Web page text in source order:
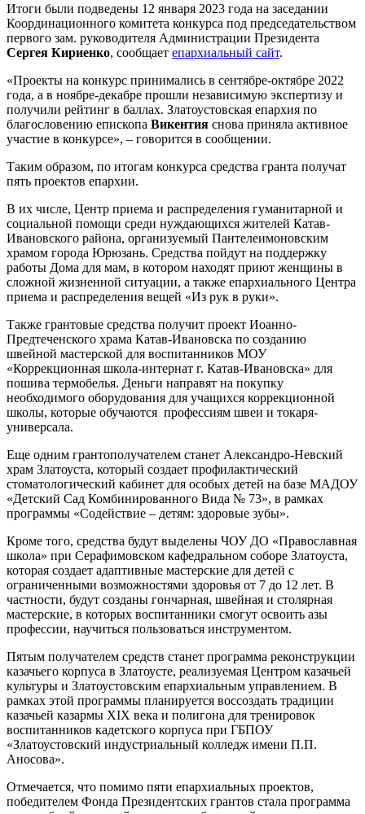
Итоги были подведены 12 января 2023 года на заседании
Координационного комитета конкурса под председательством
первого зам. руководителя Администрации Президента
Сергея Кириенко, сообщает епархиальный сайт.
«Проекты на конкурс принимались в сентябре-октябре 2022
года, а в ноябре-декабре прошли независимую экспертизу и
получили рейтинг в баллах. Златоустовская епархия по
благословению епископа Викентия снова приняла активное
участие в конкурсе», – говорится в сообщении.
Таким образом, по итогам конкурса средства гранта получат
пять проектов епархии.
В их числе, Центр приема и распределения гуманитарной и
социальной помощи среди нуждающихся жителей Катав-
Ивановского района, организуемый Пантелеимоновским
храмом города Юрюзань. Средства пойдут на поддержку
работы Дома для мам, в котором находят приют женщины в
сложной жизненной ситуации, а также епархиального Центра
приема и распределения вещей «Из рук в руки».
Также грантовые средства получит проект Иоанно-
Предтеченского храма Катав-Ивановска по созданию
швейной мастерской для воспитанников МОУ
«Коррекционная школа-интернат г. Катав-Ивановска» для
пошива термобелья. Деньги направят на покупку
необходимого оборудования для учащихся коррекционной
школы, которые обучаются профессиям швеи и токаря-
универсала.
Еще одним грантополучателем станет Александро-Невский
храм Златоуста, который создает профилактический
стоматологический кабинет для особых детей на базе МАДОУ
«Детский Сад Комбинированного Вида № 73», в рамках
программы «Содействие – детям: здоровые зубы».
Кроме того, средства будут выделены ЧОУ ДО «Православная
школа» при Серафимовском кафедральном соборе Златоуста,
которая создает адаптивные мастерские для детей с
ограниченными возможностями здоровья от 7 до 12 лет. В
частности, будут созданы гончарная, швейная и столярная
мастерские, в которых воспитанники смогут освоить азы
профессии, научиться пользоваться инструментом.
Пятым получателем средств станет программа реконструкции
казачьего корпуса в Златоусте, реализуемая Центром казачьей
культуры и Златоустовским епархиальным управлением. В
рамках этой программы планируется воссоздать традиции
казачьей казармы XIX века и полигона для тренировок
воспитанников кадетского корпуса при ГБПОУ
«Златоустовский индустриальный колледж имени П.П.
Аносова».
Отмечается, что помимо пяти епархиальных проектов,
победителем Фонда Президентских грантов стала программа